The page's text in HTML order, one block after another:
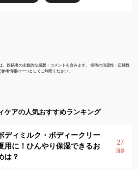
、投稿者の主観的な感想・コメントを含みます。 投稿の信憑性・正確性
考情報の一つとしてご利用ください。
ケアの人気おすすめランキング
ディミルク・ボディークリー
用に！ひんやり保湿できるお
は？
27
回答